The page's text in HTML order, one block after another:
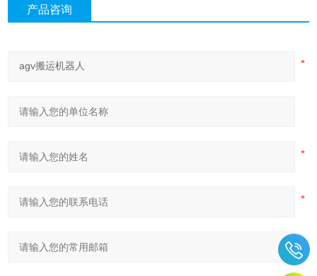
产品咨询